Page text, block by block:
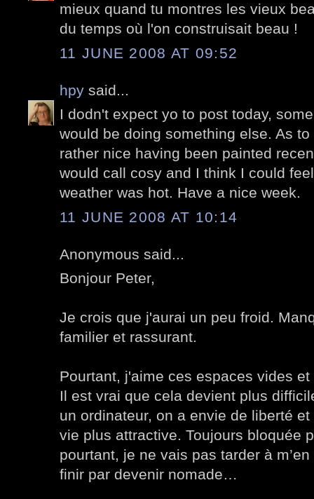
mieux quand tu montres les vieux
du temps où l'on construisait beau !
11 JUNE 2008 AT 09:52
hpy said...
I dodn't expect yo to post today,
would be doing something else. As
rather nice having been painted
would call cosy and I think I could
weather was hot. Have a nice week.
11 JUNE 2008 AT 10:14
Anonymous said...
Bonjour Peter,
Je crois que j'aurai un peu froid.
familier et rassurant.
Pourtant, j'aime ces espaces vides
Il est vrai que cela devient plus
un ordinateur, on a envie de liberté et
vie plus attractive. Toujours bloquée
pourtant, je ne vais pas tarder à
finir par devenir nomade…